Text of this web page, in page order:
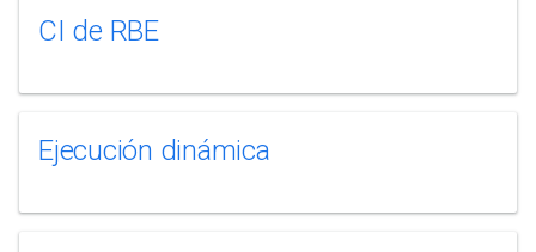
CI de RBE
Ejecución dinámica